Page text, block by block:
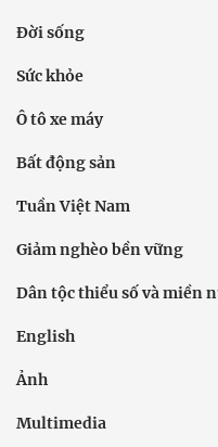
Đời sống
Sức khỏe
Ô tô xe máy
Bất động sản
Tuần Việt Nam
Giảm nghèo bền vững
Dân tộc thiểu số và miền
English
Ảnh
Multimedia